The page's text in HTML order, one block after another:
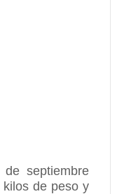
septiembre
de peso y